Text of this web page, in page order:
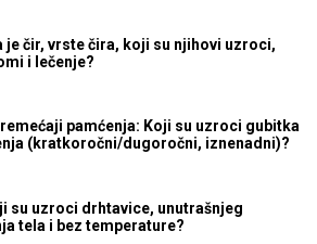
je čir, vrste čira, koji su njihovi uzroci,
i lečenje?
pamćenja: Koji su uzroci gubitka
(kratkoročni/dugoročni, iznenadni)?
su uzroci drhtavice, unutrašnjeg
tela i bez temperature?